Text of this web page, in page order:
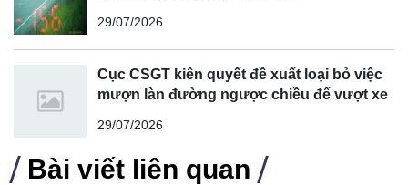
29/07/2026
Cục CSGT kiên quyết đề xuất loại bỏ việc
mượn làn đường ngược chiều để vượt xe
29/07/2026
Bài viết liên quan